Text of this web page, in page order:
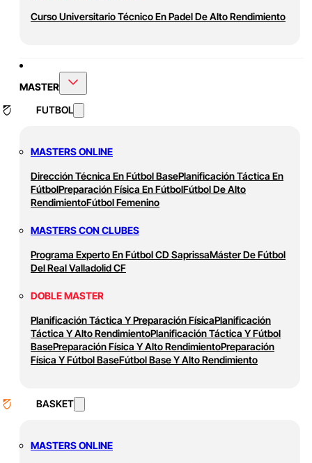
Curso Universitario Técnico En Padel De Alto Rendimiento
MASTER
FUTBOL
MASTERS ONLINE
Dirección Técnica En Fútbol BasePlanificación Táctica En
FútbolPreparación Física En FútbolFútbol De Alto
RendimientoFútbol Femenino
MASTERS CON CLUBES
Programa Experto En Fútbol CD SaprissaMáster De Fútbol
Del Real Valladolid CF
DOBLE MASTER
Planificación Táctica Y Preparación FísicaPlanificación
Táctica Y Alto RendimientoPlanificación Táctica Y Fútbol
BasePreparación Física Y Alto RendimientoPreparación
Física Y Fútbol BaseFútbol Base Y Alto Rendimiento
BASKET
MASTERS ONLINE